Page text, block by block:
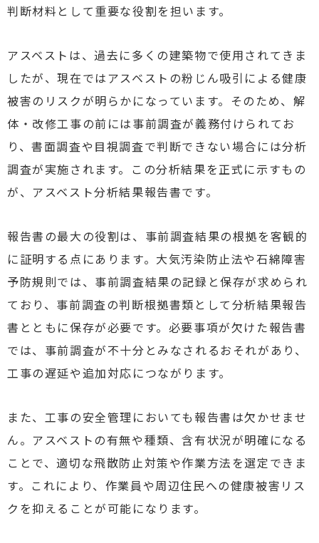
判断材料として重要な役割を担います。
アスベストは、過去に多くの建築物で使用されてきま
したが、現在ではアスベストの粉じん吸引による健康
被害のリスクが明らかになっています。そのため、解
体・改修工事の前には事前調査が義務付けられてお
り、書面調査や目視調査で判断できない場合には分析
調査が実施されます。この分析結果を正式に示すもの
が、アスベスト分析結果報告書です。
報告書の最大の役割は、事前調査結果の根拠を客観的
に証明する点にあります。大気汚染防止法や石綿障害
予防規則では、事前調査結果の記録と保存が求められ
ており、事前調査の判断根拠書類として分析結果報告
書とともに保存が必要です。必要事項が欠けた報告書
では、事前調査が不十分とみなされるおそれがあり、
工事の遅延や追加対応につながります。
また、工事の安全管理においても報告書は欠かせませ
ん。アスベストの有無や種類、含有状況が明確になる
ことで、適切な飛散防止対策や作業方法を選定できま
す。これにより、作業員や周辺住民への健康被害リス
クを抑えることが可能になります。